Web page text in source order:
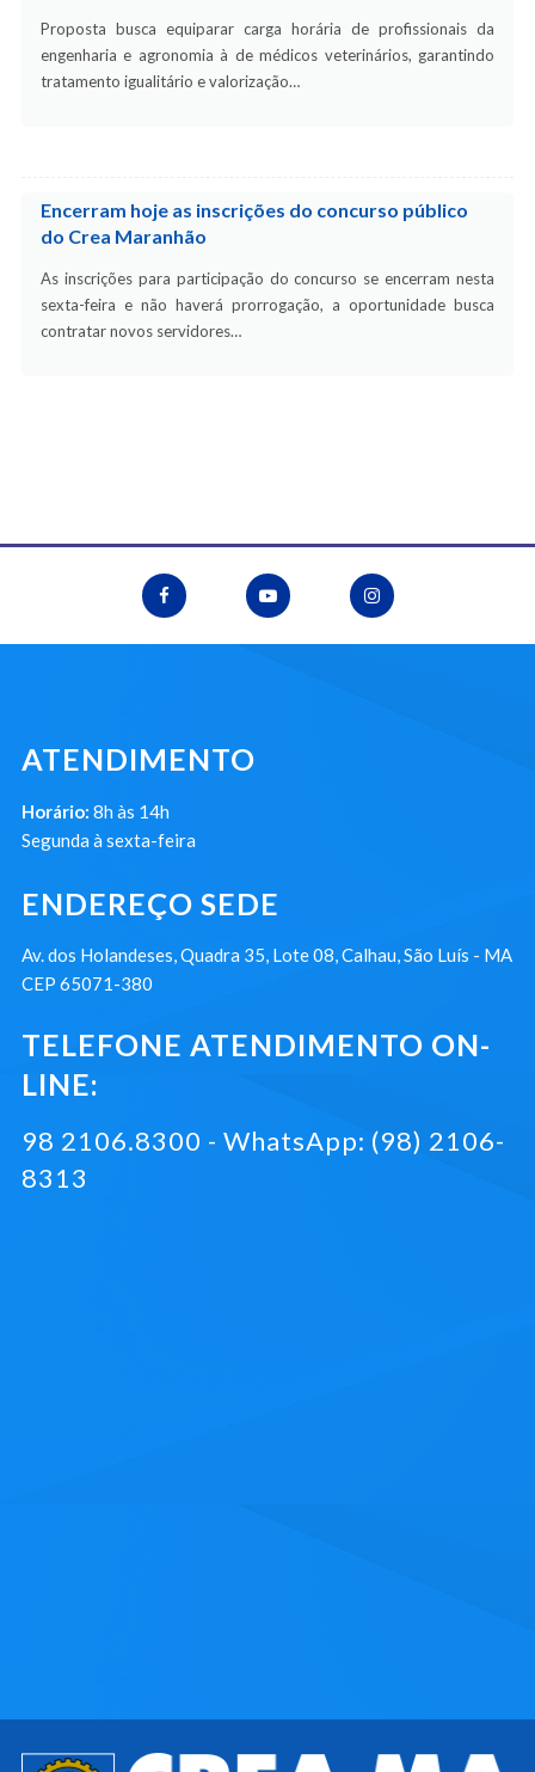
Proposta busca equiparar carga horária de profissionais da
engenharia e agronomia à de médicos veterinários, garantindo
tratamento igualitário e valorização…
Encerram hoje as inscrições do concurso público
do Crea Maranhão
As inscrições para participação do concurso se encerram nesta
sexta-feira e não haverá prorrogação, a oportunidade busca
contratar novos servidores…
ATENDIMENTO
Horário: 8h às 14h
Segunda à sexta-feira
ENDEREÇO SEDE
Av. dos Holandeses, Quadra 35, Lote 08, Calhau, São Luís - MA
CEP 65071-380
TELEFONE ATENDIMENTO ON-
LINE:
98 2106.8300 - WhatsApp: (98) 2106-
8313